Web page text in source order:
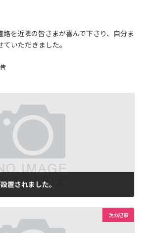
を近隣の皆さまが喜んで下さり、自分ま
いただきました。
置されました。
次の記事